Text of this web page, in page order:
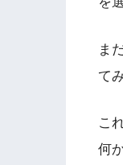
ま
て
こ
何